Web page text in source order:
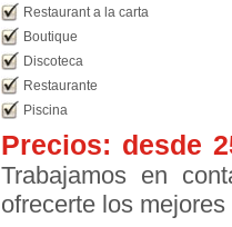
Restaurant a la carta
Boutique
Discoteca
Restaurante
Piscina
Precios: desde
Trabajamos en
ofrecerte los